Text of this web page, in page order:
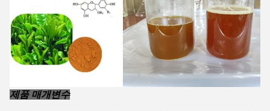
제품 매개변수